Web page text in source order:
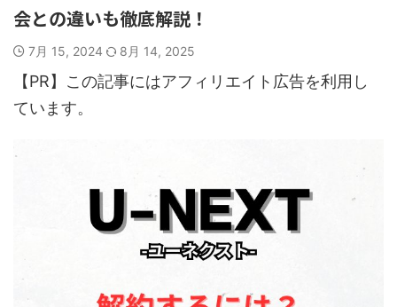
会との違いも徹底解説！
7月 15, 2024 8月 14, 2025
【PR】この記事にはアフィリエイト広告を利用し
ています。